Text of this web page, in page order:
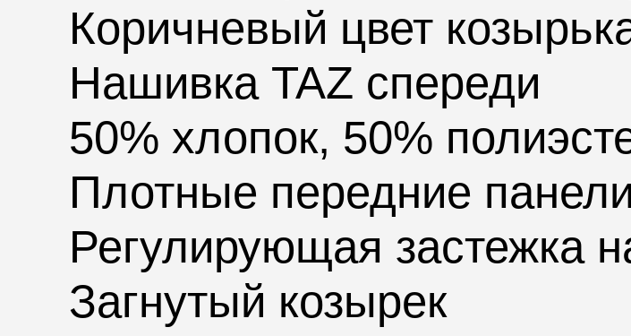
Коричневый цвет
Нашивка TAZ спереди
50% хлопок, 50%
Плотные передние панели
Регулирующая застежка
Загнутый козырек